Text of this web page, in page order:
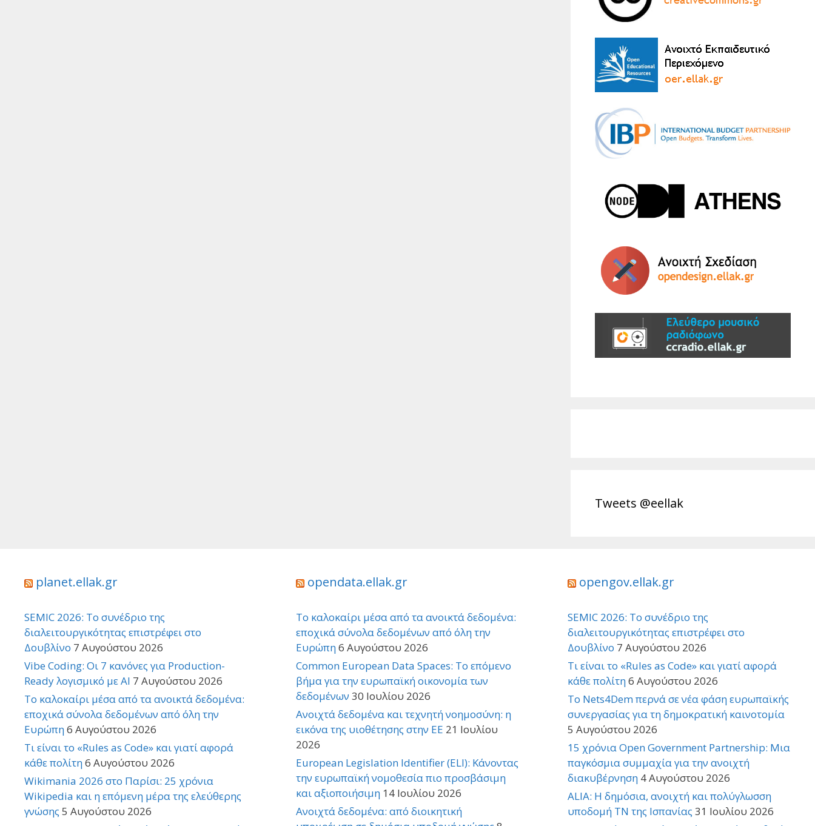
Tweets @eellak
planet.ellak.gr
SEMIC 2026: Το συνέδριο της
διαλειτουργικότητας επιστρέφει στο
Δουβλίνο 7 Αυγούστου 2026
Vibe Coding: Οι 7 κανόνες για Production-
Ready λογισμικό με AI 7 Αυγούστου 2026
Το καλοκαίρι μέσα από τα ανοικτά δεδομένα:
εποχικά σύνολα δεδομένων από όλη την
Ευρώπη6 Αυγούστου 2026
Τι είναι το «Rules as Code» και γιατί αφορά
κάθε πολίτη6 Αυγούστου 2026
Wikimania 2026 στο Παρίσι: 25 χρόνια
Wikipedia και η επόμενη μέρα της ελεύθερης
γνώσης 5 Αυγούστου 2026
opendata.ellak.gr
Το καλοκαίρι μέσα από τα ανοικτά δεδομένα:
εποχικά σύνολα δεδομένων από όλη την
Ευρώπη6 Αυγούστου 2026
Common European Data Spaces: Το επόμενο
βήμα για την ευρωπαϊκή οικονομία των
δεδομένων 30 Ιουλίου 2026
Ανοιχτά δεδομένα και τεχνητή νοημοσύνη: η
εικόνα της υιοθέτησης στην ΕΕ 21 Ιουλίου
2026
European Legislation Identifier (ELI): Κάνοντας
την ευρωπαϊκή νομοθεσία πιο προσβάσιμη
και αξιοποιήσιμη 14 Ιουλίου 2026
Ανοιχτά δεδομένα: από διοικητική
opengov.ellak.gr
SEMIC 2026: Το συνέδριο της
διαλειτουργικότητας επιστρέφει στο
Δουβλίνο 7 Αυγούστου 2026
Τι είναι το «Rules as Code» και γιατί αφορά
κάθε πολίτη6 Αυγούστου 2026
Το Nets4Dem περνά σε νέα φάση ευρωπαϊκής
συνεργασίας για τη δημοκρατική καινοτομία
5 Αυγούστου 2026
15 χρόνια Open Government Partnership: Μια
παγκόσμια συμμαχία για την ανοιχτή
διακυβέρνηση 4 Αυγούστου 2026
ALIA: Η δημόσια, ανοιχτή και πολύγλωσση
υποδομή ΤΝ της Ισπανίας 31 Ιουλίου 2026